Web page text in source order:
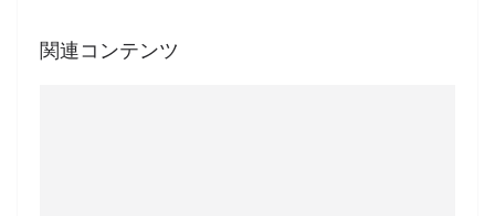
関連コンテンツ